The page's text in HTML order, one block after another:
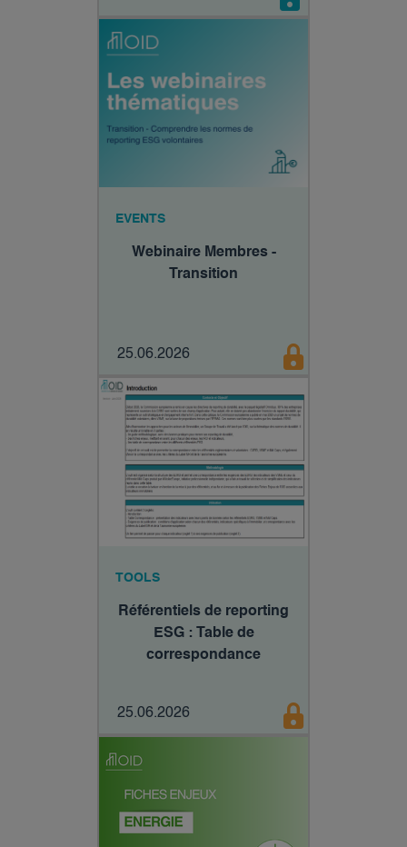
EVENTS
Webinaire Membres -
Transition
25.06.2026
TOOLS
Référentiels de reporting
ESG : Table de
correspondance
25.06.2026